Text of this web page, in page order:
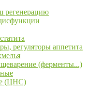
регенерацию
регуляторы аппетита
(ферменты...)
(ЦНС)